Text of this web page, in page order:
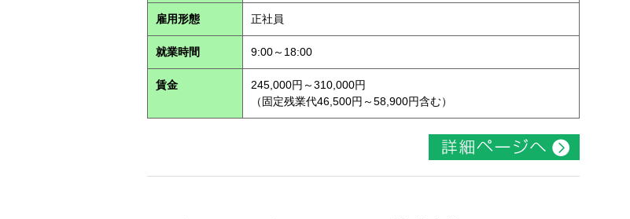
雇用形態 正社員
就業時間 9:00～18:00
賃金
245,000円～310,000円
（固定残業代46,500円～58,900円含む）